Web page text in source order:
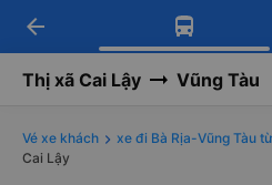
Tải app Vexere
Nhận ưu đãi thành
Tải app Vexere
-30k/ghế khi đặt vé
arrow_back
Thị xã Cai Lậy Vũng Tàu
Vé xe khách xe đi Bà Rịa-Vũng Tàu
Cai Lậy